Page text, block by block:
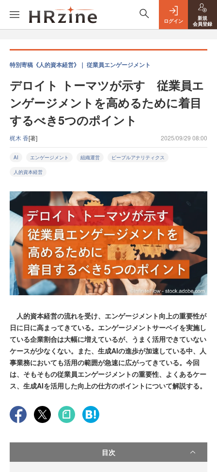
ログイン
新規
会員登録
特別寄稿《人的資本経営》｜ 従業員エンゲージメント
デロイト トーマツが示す 従業員エ
ンゲージメントを高めるために着目
するべき5つのポイント
梶木 香[著] 2025/09/29 08:00
AI エンゲージメント 組織運営 ピープルアナリティクス
人的資本経営
人的資本経営の流れを受け、エンゲージメント向上の重要性が
日に日に高まってきている。エンゲージメントサーベイを実施し
ている企業割合は大幅に増えているが、うまく活用できていない
ケースが少なくない。また、生成AIの進歩が加速している中、人
事業務においても活用の範囲が急速に広がってきている。今回
は、そもそもの従業員エンゲージメントの重要性、よくあるケー
ス、生成AIを活用した向上の仕方のポイントについて解説する。
目次